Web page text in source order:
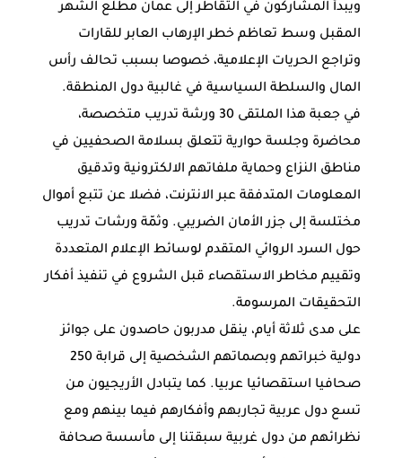
ويبدأ المشاركون في التقاطر إلى عمان مطلع الشهر
المقبل وسط تعاظم خطر الإرهاب العابر للقارات
وتراجع الحريات الإعلامية، خصوصا بسبب تحالف رأس
المال والسلطة السياسية في غالبية دول المنطقة.
في جعبة هذا الملتقى 30 ورشة تدريب متخصصة،
محاضرة وجلسة حوارية تتعلق بسلامة الصحفيين في
مناطق النزاع وحماية ملفاتهم الالكترونية وتدقيق
المعلومات المتدفقة عبر الانترنت، فضلا عن تتبع أموال
مختلسة إلى جزر الأمان الضريبي. وثمّة ورشات تدريب
حول السرد الروائي المتقدم لوسائط الإعلام المتعددة
وتقييم مخاطر الاستقصاء قبل الشروع في تنفيذ أفكار
التحقيقات المرسومة.
على مدى ثلاثة أيام، ينقل مدربون حاصدون على جوائز
دولية خبراتهم وبصماتهم الشخصية إلى قرابة 250
صحافيا استقصائيا عربيا. كما يتبادل الأريجيون من
تسع دول عربية تجاربهم وأفكارهم فيما بينهم ومع
نظرائهم من دول غربية سبقتنا إلى مأسسة صحافة